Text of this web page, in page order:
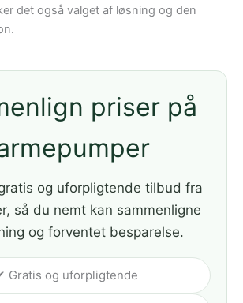
det også valget af løsning og den
priser på
og uforpligtende tilbud fra
så du nemt kan sammenligne
og forventet besparelse.
Gratis og uforpligtende